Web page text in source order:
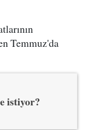
Temmuz'da
istiyor?